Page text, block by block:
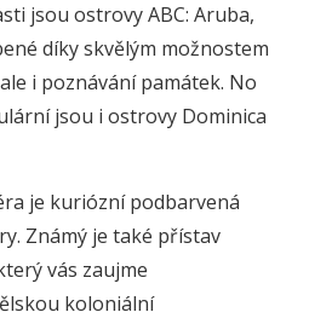
jsou ostrovy ABC: Aruba,
díky skvělým možnostem
i poznávání památek. No
jsou i ostrovy Dominica
je kuriózní podbarvená
Známý je také přístav
vás zaujme
koloniální